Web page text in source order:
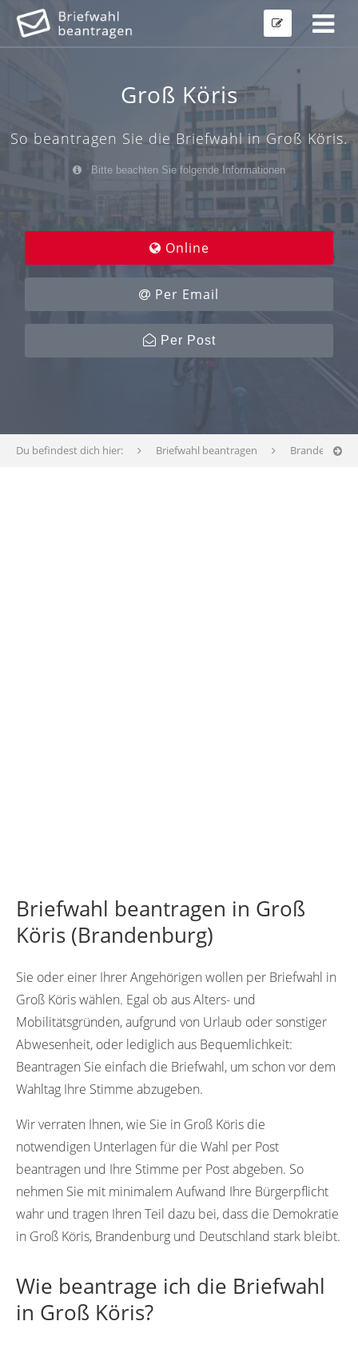
Groß Köris
So beantragen Sie die Briefwahl in Groß Köris.
Bitte beachten Sie folgende Informationen
Online
Per Email
Per Post
Du befindest dich hier: Briefwahl beantragen Brandenburg
Briefwahl beantragen in Groß
Köris (Brandenburg)
Sie oder einer Ihrer Angehörigen wollen per Briefwahl in
Groß Köris wählen. Egal ob aus Alters- und
Mobilitätsgründen, aufgrund von Urlaub oder sonstiger
Abwesenheit, oder lediglich aus Bequemlichkeit:
Beantragen Sie einfach die Briefwahl, um schon vor dem
Wahltag Ihre Stimme abzugeben.
Wir verraten Ihnen, wie Sie in Groß Köris die
notwendigen Unterlagen für die Wahl per Post
beantragen und Ihre Stimme per Post abgeben. So
nehmen Sie mit minimalem Aufwand Ihre Bürgerpflicht
wahr und tragen Ihren Teil dazu bei, dass die Demokratie
in Groß Köris, Brandenburg und Deutschland stark bleibt.
Wie beantrage ich die Briefwahl
in Groß Köris?